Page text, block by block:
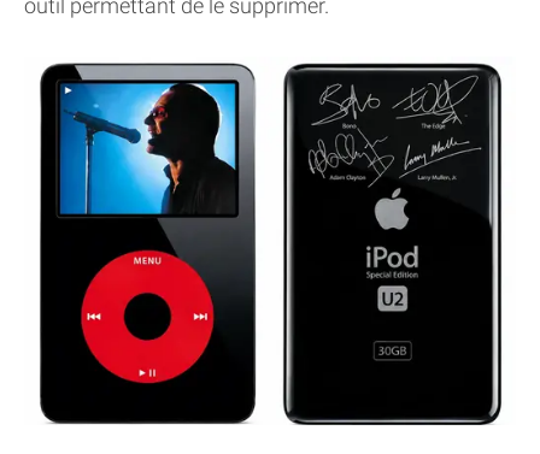
outil permettant de le supprimer.